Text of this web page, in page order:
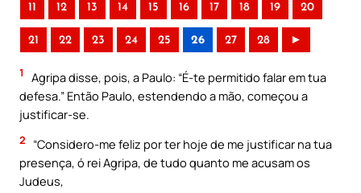
11 12 13 14 15 16 17 18 19 20
21 22 23 24 25 26 27 28 ►
1
Agripa disse, pois, a Paulo: “É-te permitido falar em tua
defesa.” Então Paulo, estendendo a mão, começou a
justificar-se.
2
“Considero-me feliz por ter hoje de me justificar na tua
presença, ó rei Agripa, de tudo quanto me acusam os
Judeus,